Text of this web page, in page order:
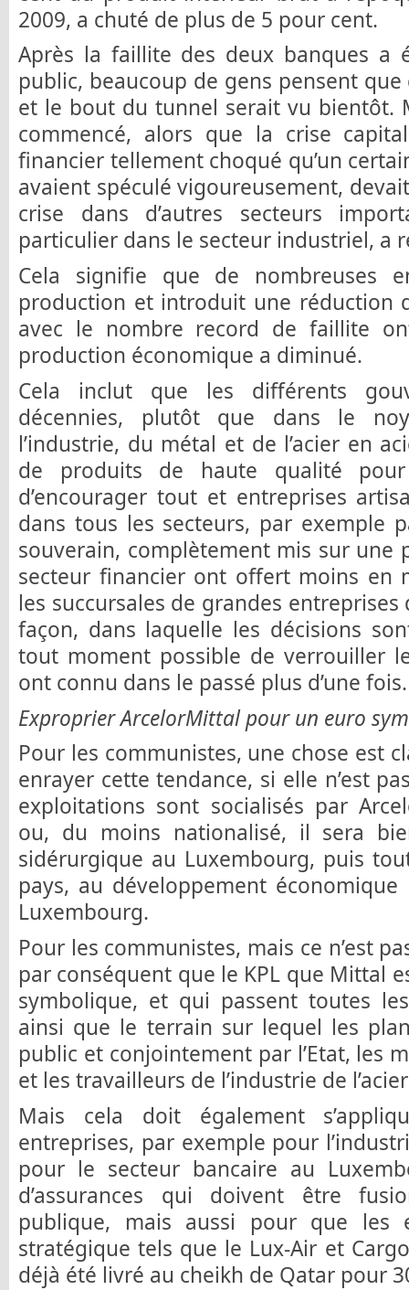
2009, a chuté de plus de 5 pour cent.
Après la faillite des deux banques a
public, beaucoup de gens pensent
et le bout du tunnel serait vu bientôt.
commencé, alors que la crise
financier tellement choqué qu’un
avaient spéculé vigoureusement,
crise dans d’autres secteurs
particulier dans le secteur industriel, a
Cela signifie que de nombreuses
production et introduit une réduction
avec le nombre record de faillite
production économique a diminué.
Cela inclut que les différents
décennies, plutôt que dans le
l’industrie, du métal et de l’acier en
de produits de haute qualité
d’encourager tout et entreprises
dans tous les secteurs, par exemple
souverain, complètement mis sur une
secteur financier ont offert moins en
les succursales de grandes
façon, dans laquelle les décisions
tout moment possible de verrouiller
ont connu dans le passé plus d’une fois.
Exproprier ArcelorMittal pour un euro
Pour les communistes, une chose est
enrayer cette tendance, si elle n’est
exploitations sont socialisés par
ou, du moins nationalisé, il sera
sidérurgique au Luxembourg, puis
pays, au développement
Luxembourg.
Pour les communistes, mais ce n’est
par conséquent que le KPL que Mittal
symbolique, et qui passent toutes
ainsi que le terrain sur lequel les
public et conjointement par l’Etat, les
et les travailleurs de l’industrie de
Mais cela doit également
entreprises, par exemple pour
pour le secteur bancaire au
d’assurances qui doivent être
publique, mais aussi pour que les
stratégique tels que le Lux-Air et
déjà été livré au cheikh de Qatar pour